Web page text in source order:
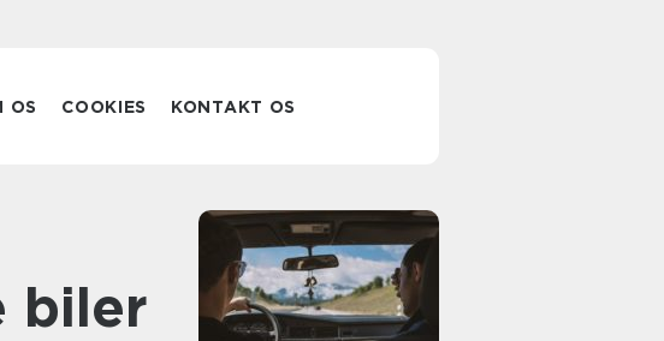
OS COOKIES KONTAKT OS
biler